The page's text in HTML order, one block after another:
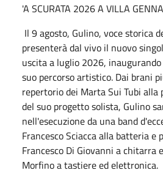
'A SCURATA 2026 A VILLA GENNA
Il 9 agosto, Gulino, voce storica
presenterà dal vivo il nuovo
uscita a luglio 2026,
suo percorso artistico. Dai brani
repertorio dei Marta Sui Tubi alla
del suo progetto solista, Gulino
nell'esecuzione da una band
Francesco Sciacca alla batteria e
Francesco Di Giovanni a chitarra
Morfino a tastiere ed elettronica.